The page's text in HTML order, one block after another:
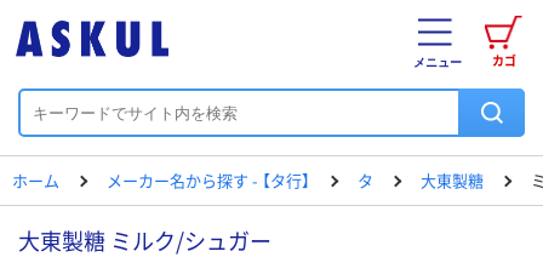
カゴ
メニュー
ホーム メーカー名から探す - 【タ行】 タ 大東製糖
大東製糖 ミルク/シュガー